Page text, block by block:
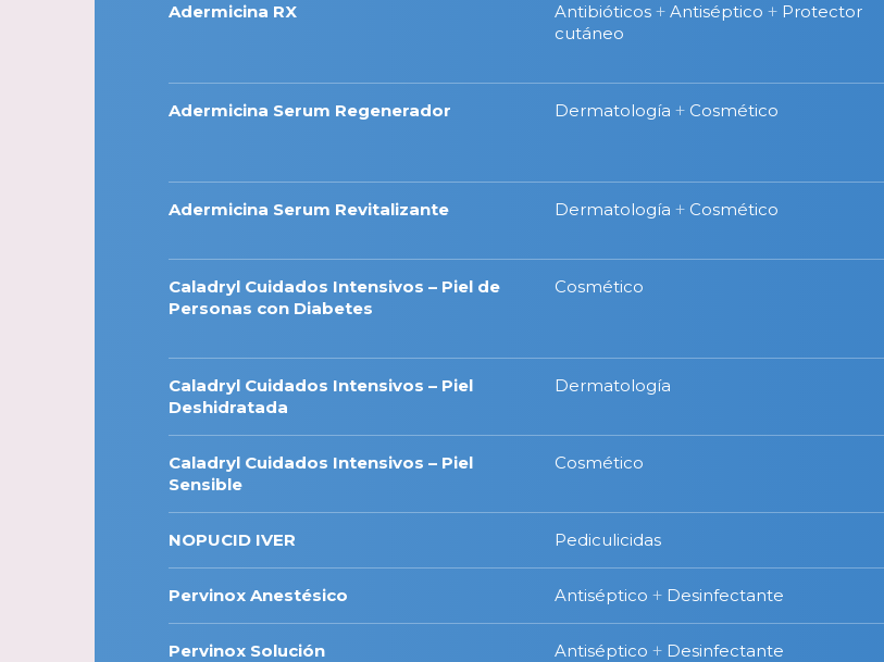
Adermicina RX Antibióticos+ Antiséptico + Protector
cutáneo
Adermicina Serum Regenerador Dermatología + Cosmético
Adermicina Serum Revitalizante Dermatología + Cosmético
Caladryl Cuidados Intensivos – Piel de
Personas con Diabetes
Cosmético
Caladryl Cuidados Intensivos – Piel
Deshidratada
Dermatología
Caladryl Cuidados Intensivos – Piel
Sensible
Cosmético
NOPUCID IVER Pediculicidas
Pervinox Anestésico Antiséptico + Desinfectante
Pervinox Solución Antiséptico + Desinfectante